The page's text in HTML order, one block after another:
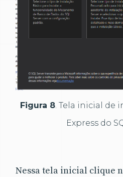
Figura 8. Tela inicial de
Express do
Nessa tela inicial clique